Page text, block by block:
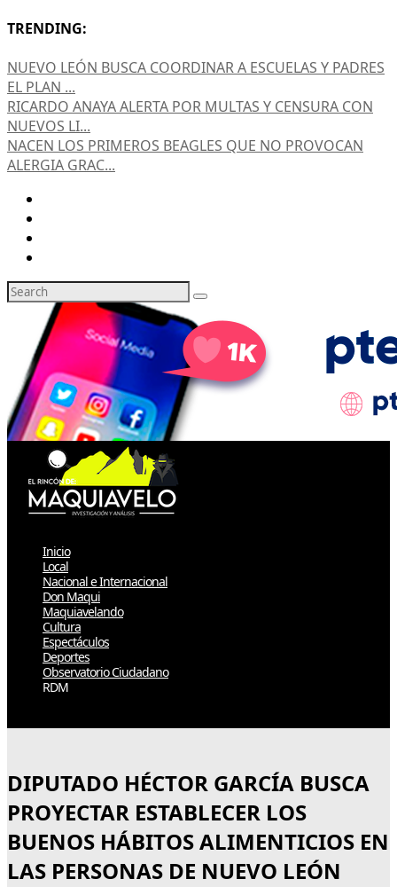
TRENDING:
NUEVO LEÓN BUSCA COORDINAR A ESCUELAS Y PADRES
EL PLAN ...
RICARDO ANAYA ALERTA POR MULTAS Y CENSURA CON
NUEVOS LI...
NACEN LOS PRIMEROS BEAGLES QUE NO PROVOCAN
ALERGIA GRAC...
Inicio
Local
Nacional e Internacional
Don Maqui
Maquiavelando
Cultura
Espectáculos
Deportes
Observatorio Ciudadano
RDM
DIPUTADO HÉCTOR GARCÍA BUSCA
PROYECTAR ESTABLECER LOS
BUENOS HÁBITOS ALIMENTICIOS EN
LAS PERSONAS DE NUEVO LEÓN